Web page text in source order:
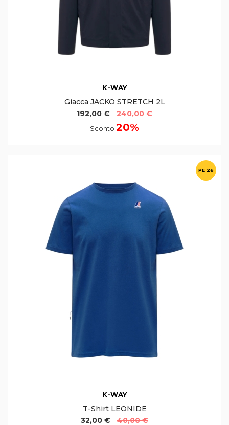
K-WAY
Giacca JACKO STRETCH 2L
192,00 €
240,00 €
Sconto 20%
PE 26
K-WAY
T-Shirt LEONIDE
32,00 €
40,00 €